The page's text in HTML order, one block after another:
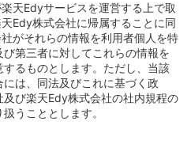
天Edyサービスを運営する上で取
Edy株式会社に帰属することに同
がそれらの情報を利用者個人を特
第三者に対してこれらの情報を
るものとします。ただし、当該
は、同法及びこれに基づく政
び楽天Edy株式会社の社内規程の
うこととします。